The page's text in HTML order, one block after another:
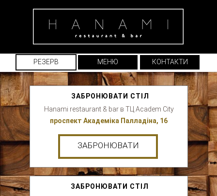
РЕЗЕРВ МЕНЮ КОНТАКТИ
ЗАБРОНЮВАТИ СТІЛ
Hanami restaurant & bar в ТЦ Academ City
проспект Академіка Палладіна, 16
ЗАБРОНЮВАТИ
ЗАБРОНЮВАТИ СТІЛ